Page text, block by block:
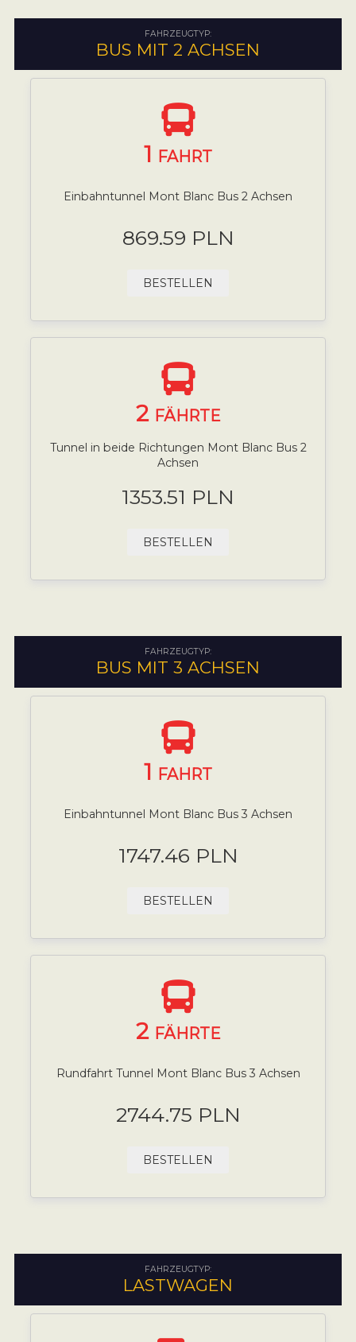
FAHRZEUGTYP:
BUS MIT 2 ACHSEN
1 FAHRT
Einbahntunnel Mont Blanc Bus 2 Achsen
869.59 PLN
BESTELLEN
2 FÄHRTE
Tunnel in beide Richtungen Mont Blanc Bus 2
Achsen
1353.51 PLN
BESTELLEN
FAHRZEUGTYP:
BUS MIT 3 ACHSEN
1 FAHRT
Einbahntunnel Mont Blanc Bus 3 Achsen
1747.46 PLN
BESTELLEN
2 FÄHRTE
Rundfahrt Tunnel Mont Blanc Bus 3 Achsen
2744.75 PLN
BESTELLEN
FAHRZEUGTYP:
LASTWAGEN